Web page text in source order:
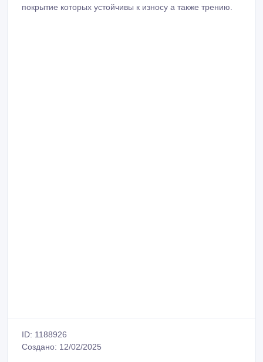
покрытие которых устойчивы к износу а также трению.
ID: 1188926
Создано: 12/02/2025